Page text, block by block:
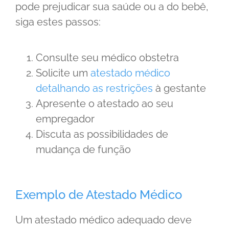
pode prejudicar sua saúde ou a do bebê,
siga estes passos:
Consulte seu médico obstetra
Solicite um atestado médico
detalhando as restrições à gestante
Apresente o atestado ao seu
empregador
Discuta as possibilidades de
mudança de função
Exemplo de Atestado Médico
Um atestado médico adequado deve